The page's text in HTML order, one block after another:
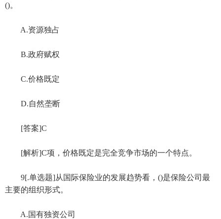
()。
A.资源独占
B.政府赋权
C.价格既定
D.自然垄断
[答案]C
[解析]C项，价格既定是完全竞争市场的一个特点。
9[.单选题]从国际保险业的发展趋势看，()是保险公司最
主要的组织形式。
A.国有独资公司